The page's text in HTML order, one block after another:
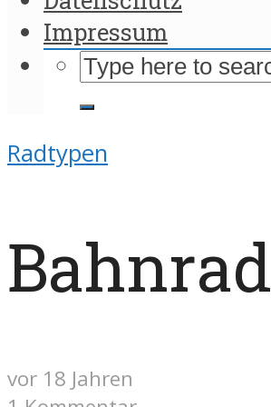
Impressum
Radtypen
Bahnrad
vor 18 Jahren